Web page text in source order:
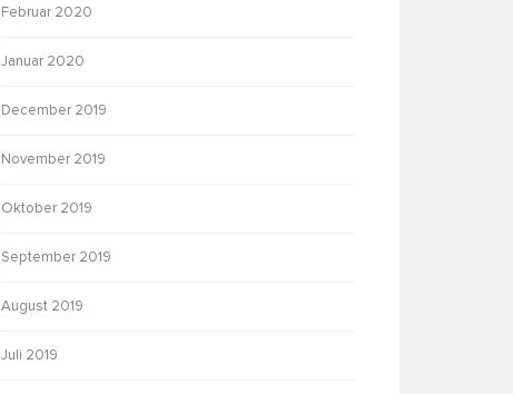
Februar 2020
Januar 2020
December 2019
November 2019
Oktober 2019
September 2019
August 2019
Juli 2019